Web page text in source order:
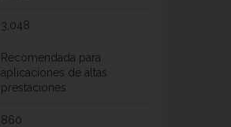
3,048
Recomendada para
aplicaciones de altas
prestaciones
860